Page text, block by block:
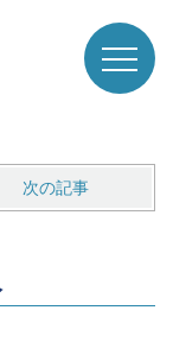
次の記事